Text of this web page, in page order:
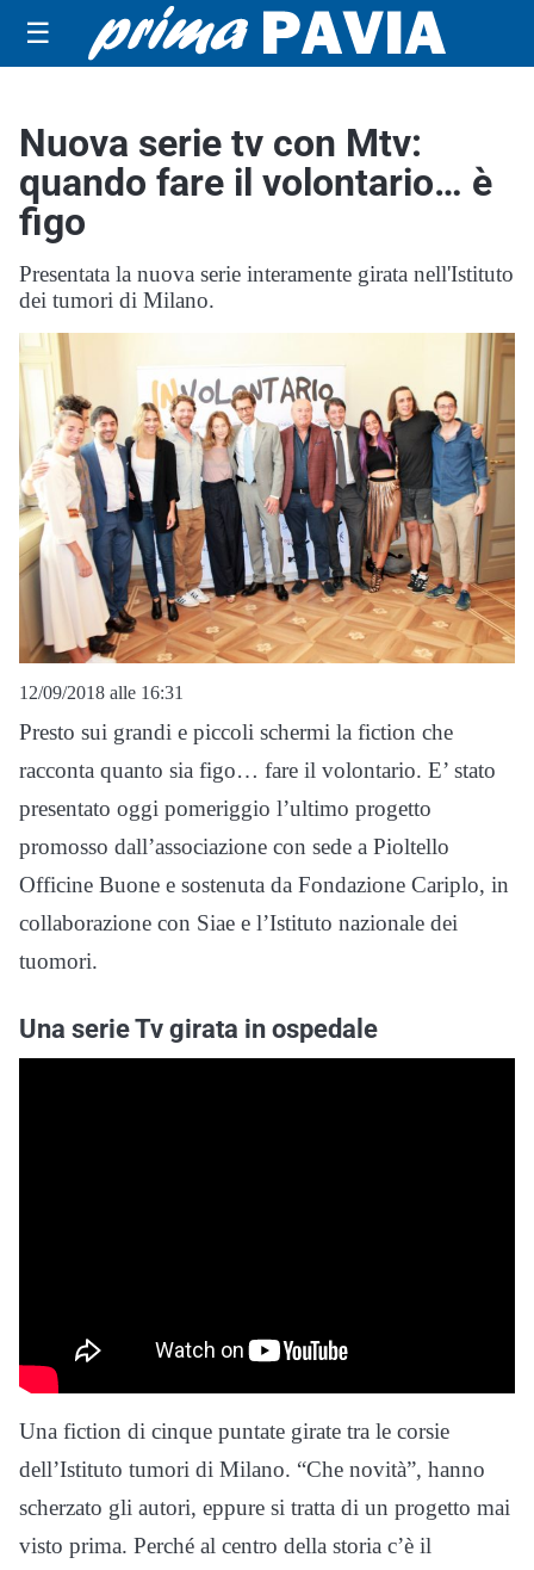
☰
Nuova serie tv con Mtv:
quando fare il volontario… è
figo
Presentata la nuova serie interamente girata nell'Istituto
dei tumori di Milano.
12/09/2018 alle 16:31
Presto sui grandi e piccoli schermi la fiction che
racconta quanto sia figo… fare il volontario. E’ stato
presentato oggi pomeriggio l’ultimo progetto
promosso dall’associazione con sede a Pioltello
Officine Buone e sostenuta da Fondazione Cariplo, in
collaborazione con Siae e l’Istituto nazionale dei
tuomori.
Una serie Tv girata in ospedale
Una fiction di cinque puntate girate tra le corsie
dell’Istituto tumori di Milano. “Che novità”, hanno
scherzato gli autori, eppure si tratta di un progetto mai
visto prima. Perché al centro della storia c’è il